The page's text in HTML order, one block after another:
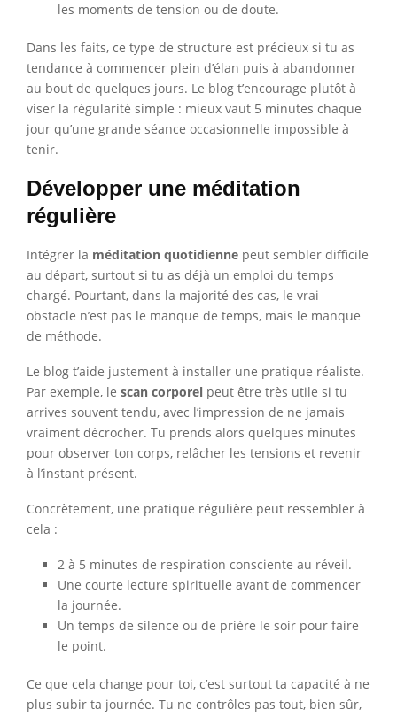
les moments de tension ou de doute.
Dans les faits, ce type de structure est précieux si tu as
tendance à commencer plein d’élan puis à abandonner
au bout de quelques jours. Le blog t’encourage plutôt à
viser la régularité simple : mieux vaut 5 minutes chaque
jour qu’une grande séance occasionnelle impossible à
tenir.
Développer une méditation
régulière
Intégrer la méditation quotidienne peut sembler difficile
au départ, surtout si tu as déjà un emploi du temps
chargé. Pourtant, dans la majorité des cas, le vrai
obstacle n’est pas le manque de temps, mais le manque
de méthode.
Le blog t’aide justement à installer une pratique réaliste.
Par exemple, le scan corporel peut être très utile si tu
arrives souvent tendu, avec l’impression de ne jamais
vraiment décrocher. Tu prends alors quelques minutes
pour observer ton corps, relâcher les tensions et revenir
à l’instant présent.
Concrètement, une pratique régulière peut ressembler à
cela :
2 à 5 minutes de respiration consciente au réveil.
Une courte lecture spirituelle avant de commencer
la journée.
Un temps de silence ou de prière le soir pour faire
le point.
Ce que cela change pour toi, c’est surtout ta capacité à ne
plus subir ta journée. Tu ne contrôles pas tout, bien sûr,